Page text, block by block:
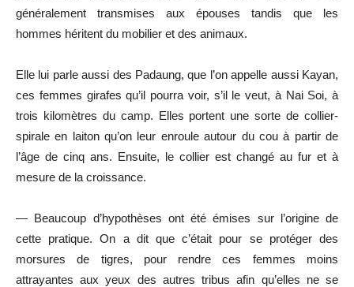
généralement transmises aux épouses tandis que les
hommes héritent du mobilier et des animaux.
Elle lui parle aussi des Padaung, que l’on appelle aussi Kayan,
ces femmes girafes qu’il pourra voir, s’il le veut, à Nai Soi, à
trois kilomètres du camp. Elles portent une sorte de collier-
spirale en laiton qu’on leur enroule autour du cou à partir de
l’âge de cinq ans. Ensuite, le collier est changé au fur et à
mesure de la croissance.
— Beaucoup d’hypothèses ont été émises sur l’origine de
cette pratique. On a dit que c’était pour se protéger des
morsures de tigres, pour rendre ces femmes moins
attrayantes aux yeux des autres tribus afin qu’elles ne se